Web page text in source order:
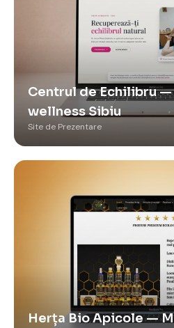
Centrul de Echilibru
wellness Sibiu
Site de Prezentare
Herța Bio Apicole —